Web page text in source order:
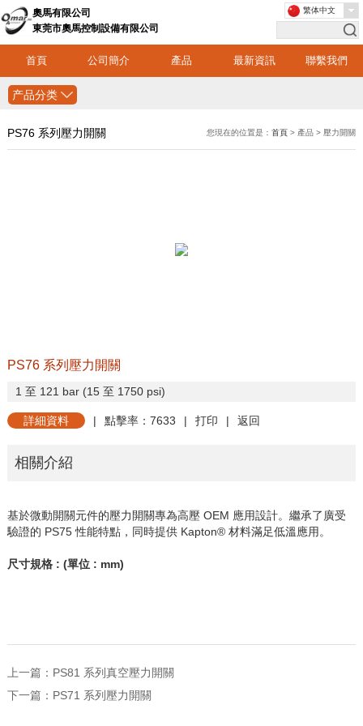
奧馬有限公司
東莞市奧馬控制設備有限公司
首頁 公司簡介 產品 最新資訊 聯繫我們
繁体中文
产品分类
PS76 系列壓力開關 您現在的位置是：首頁 > 產品 > 壓力開關
PS76 系列壓力開關
1 至 121 bar (15 至 1750 psi)
詳細資料 | 點擊率：7633 | 打印 | 返回
相關介紹
基於微動開關元件的壓力開關專為高壓 OEM 應用設計。繼承了廣受
驗證的 PS75性能特點，同時提供Kapton® 材料滿足低溫應用。
尺寸規格: (單位: mm)
上一篇： PS81 系列真空壓力開關
下一篇： PS71 系列壓力開關